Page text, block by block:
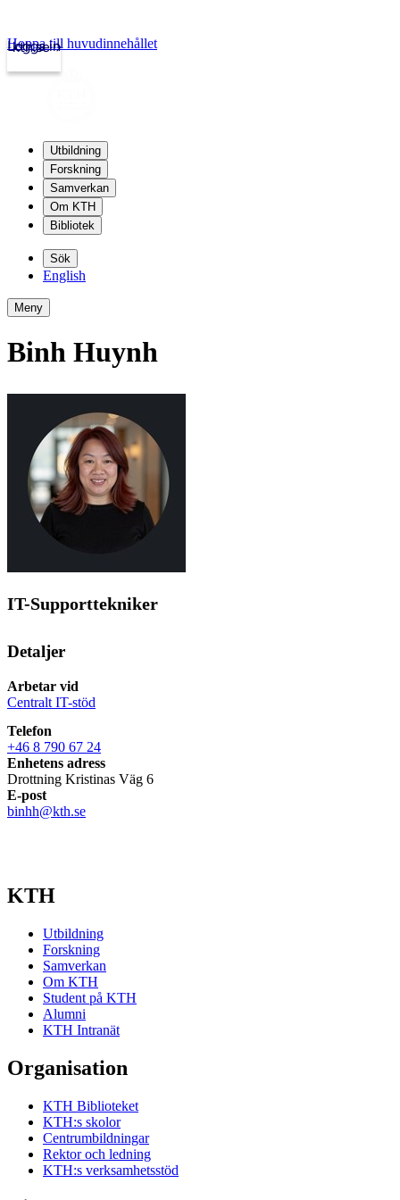
kth.se
Logga in
Hoppa till huvudinnehållet
Utbildning
Forskning
Samverkan
Om KTH
Bibliotek
Sök
English
Meny
Binh Huynh
IT-Supporttekniker
Detaljer
Arbetar vid
Centralt IT-stöd
Telefon
+46 8 790 67 24
Enhetens adress
Drottning Kristinas Väg 6
E-post
binhh@kth.se
KTH
Utbildning
Forskning
Samverkan
Om KTH
Student på KTH
Alumni
KTH Intranät
Organisation
KTH Biblioteket
KTH:s skolor
Centrumbildningar
Rektor och ledning
KTH:s verksamhetsstöd